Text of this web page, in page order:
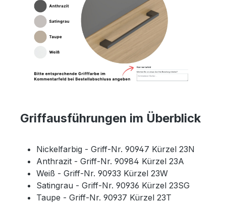
Griffausführungen im Überblick
Nickelfarbig - Griff-Nr. 90947 Kürzel 23N
Anthrazit - Griff-Nr. 90984 Kürzel 23A
Weiß - Griff-Nr. 90933 Kürzel 23W
Satingrau - Griff-Nr. 90936 Kürzel 23SG
Taupe - Griff-Nr. 90937 Kürzel 23T